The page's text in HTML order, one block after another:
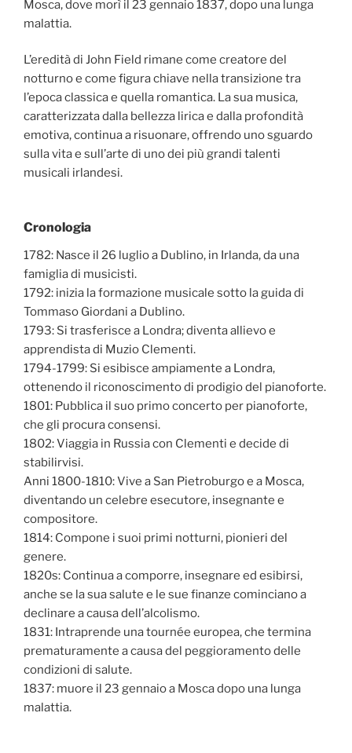
Mosca, dove morì il 23 gennaio 1837, dopo una lunga
malattia.
L’eredità di John Field rimane come creatore del
notturno e come figura chiave nella transizione tra
l’epoca classica e quella romantica. La sua musica,
caratterizzata dalla bellezza lirica e dalla profondità
emotiva, continua a risuonare, offrendo uno sguardo
sulla vita e sull’arte di uno dei più grandi talenti
musicali irlandesi.
Cronologia
1782: Nasce il 26 luglio a Dublino, in Irlanda, da una
famiglia di musicisti.
1792: inizia la formazione musicale sotto la guida di
Tommaso Giordani a Dublino.
1793: Si trasferisce a Londra; diventa allievo e
apprendista di Muzio Clementi.
1794-1799: Si esibisce ampiamente a Londra,
ottenendo il riconoscimento di prodigio del pianoforte.
1801: Pubblica il suo primo concerto per pianoforte,
che gli procura consensi.
1802: Viaggia in Russia con Clementi e decide di
stabilirvisi.
Anni 1800-1810: Vive a San Pietroburgo e a Mosca,
diventando un celebre esecutore, insegnante e
compositore.
1814: Compone i suoi primi notturni, pionieri del
genere.
1820s: Continua a comporre, insegnare ed esibirsi,
anche se la sua salute e le sue finanze cominciano a
declinare a causa dell’alcolismo.
1831: Intraprende una tournée europea, che termina
prematuramente a causa del peggioramento delle
condizioni di salute.
1837: muore il 23 gennaio a Mosca dopo una lunga
malattia.